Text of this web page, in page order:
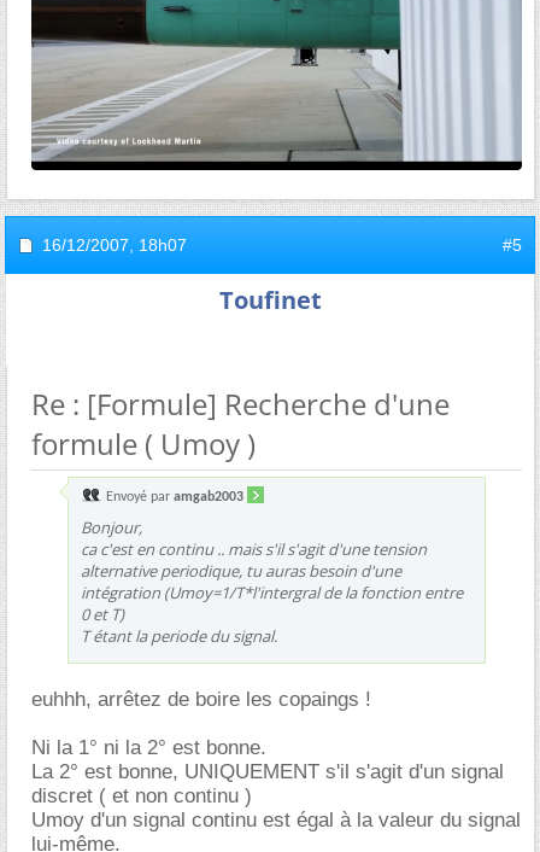
16/12/2007, 18h07 #5
Toufinet
Re : [Formule] Recherche d'une
formule ( Umoy )
Envoyé par amgab2003
Bonjour,
ca c'est en continu .. mais s'il s'agit d'une tension
alternative periodique, tu auras besoin d'une
intégration (Umoy=1/T*l'intergral de la fonction entre
0 et T)
T étant la periode du signal.
euhhh, arrêtez de boire les copaings !
Ni la 1° ni la 2° est bonne.
La 2° est bonne, UNIQUEMENT s'il s'agit d'un signal
discret ( et non continu )
Umoy d'un signal continu est égal à la valeur du signal
lui-même.